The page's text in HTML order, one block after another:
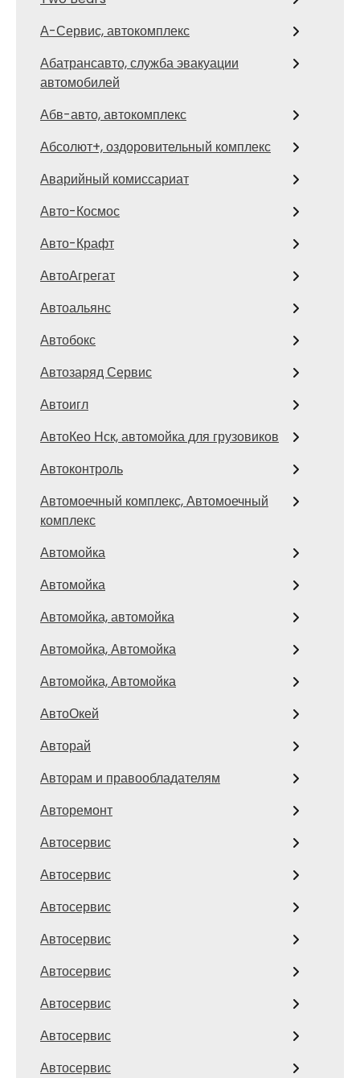
А-Сервис, автокомплекс
Абатрансавто, служба эвакуации
автомобилей
Абв-авто, автокомплекс
Абсолют+, оздоровительный комплекс
Аварийный комиссариат
Авто-Космос
Авто-Крафт
АвтоАгрегат
Автоальянс
Автобокс
Автозаряд Сервис
Автоигл
АвтоКео Нск, автомойка для грузовиков
Автоконтроль
Автомоечный комплекс, Автомоечный
комплекс
Автомойка
Автомойка
Автомойка, автомойка
Автомойка, Автомойка
Автомойка, Автомойка
АвтоОкей
Авторай
Авторам и правообладателям
Авторемонт
Автосервис
Автосервис
Автосервис
Автосервис
Автосервис
Автосервис
Автосервис
Автосервис